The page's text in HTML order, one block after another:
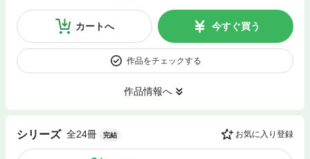
カートへ 今すぐ買う
作品をチェックする
作品情報へ
シリーズ 全24冊 完結 お気に入り登録